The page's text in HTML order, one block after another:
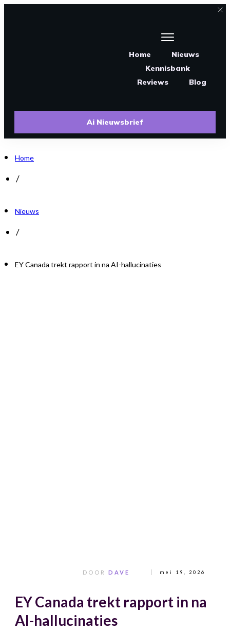
Home
Nieuws
Kennisbank
Reviews
Blog
Ai Nieuwsbrief
Home
/
Nieuws
/
EY Canada trekt rapport in na AI-hallucinaties
DOORDAVE mei 19, 2026
EY Canada trekt rapport in na
AI-hallucinaties